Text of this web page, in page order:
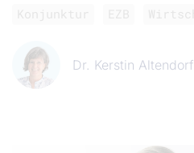
Dr. Kerstin Altendorf